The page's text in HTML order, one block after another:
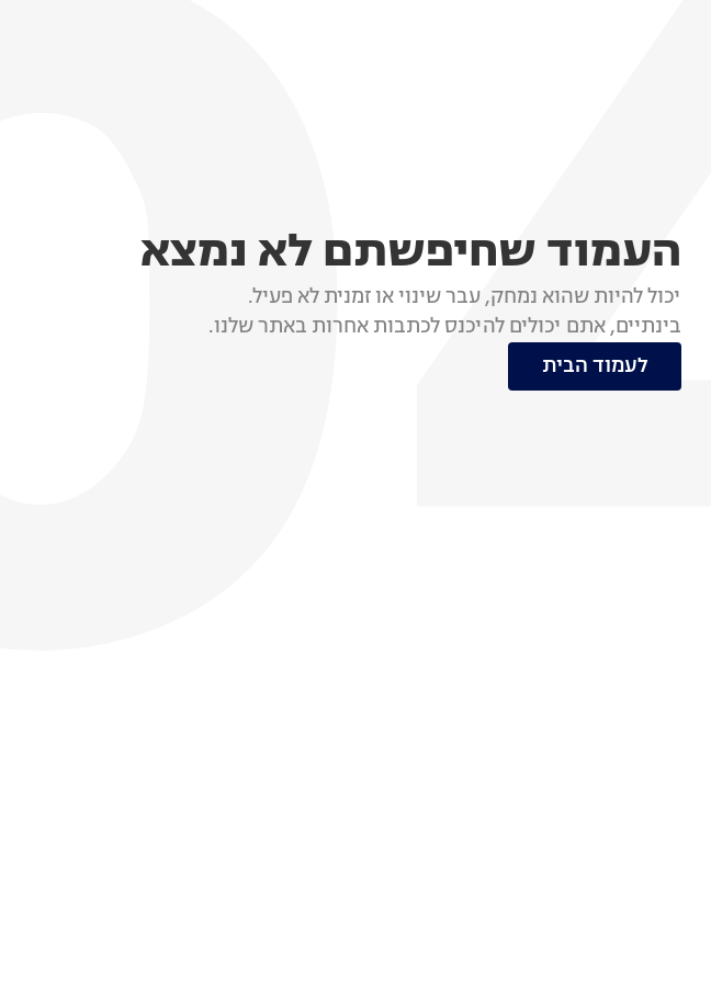
העמוד שחיפשתם לא נמצא
יכול להיות שהוא נמחק, עבר שינוי או זמנית לא פעיל.
בינתיים, אתם יכולים להיכנס לכתבות אחרות באתר שלנו.
לעמוד הבית